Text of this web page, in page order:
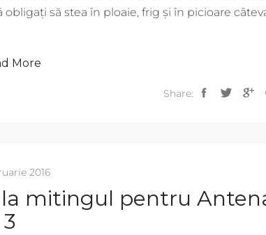
să stea în ploaie, frig și în picioare
More
Share:
2016
la mitingul pentru
3